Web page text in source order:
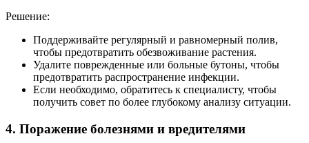
Решение:
Поддерживайте регулярный и равномерный полив,
чтобы предотвратить обезвоживание растения.
Удалите поврежденные или больные бутоны, чтобы
предотвратить распространение инфекции.
Если необходимо, обратитесь к специалисту, чтобы
получить совет по более глубокому анализу ситуации.
4. Поражение болезнями и вредителями